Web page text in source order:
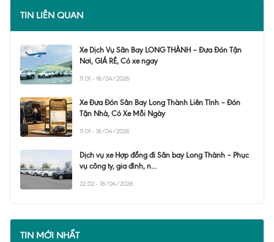
TIN LIÊN QUAN
Xe Dịch Vụ Sân Bay LONG THÀNH – Đưa Đón Tận
Nơi, GIÁ RẺ, Có xe ngay
11:01 - 18/04/2026
Xe Đưa Đón Sân Bay Long Thành Liên Tỉnh – Đón
Tận Nhà, Có Xe Mỗi Ngày
11:01 - 18/04/2026
Dịch vụ xe Hợp đồng đi Sân bay Long Thành – Phục
vụ công ty, gia đình, n...
22:02 - 18/04/2026
TIN MỚI NHẤT